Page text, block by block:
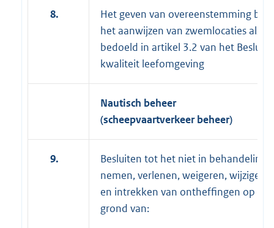
8.
Het geven van overeenstemming bij
het aanwijzen van zwemlocaties als
bedoeld in artikel 3.2 van het Besluit
kwaliteit leefomgeving
Nautisch beheer
(scheepvaartverkeer beheer)
9.
Besluiten tot het niet in behandeling
nemen, verlenen, weigeren, wijzigen
en intrekken van ontheffingen op
grond van: